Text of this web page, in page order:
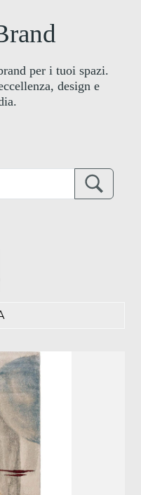
per i tuoi spazi.
design e